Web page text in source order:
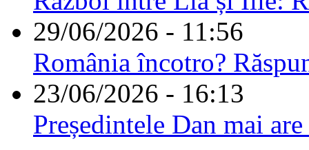
29/06/2026 - 11:56
România încotro?
23/06/2026 - 16:13
Președintele Dan mai